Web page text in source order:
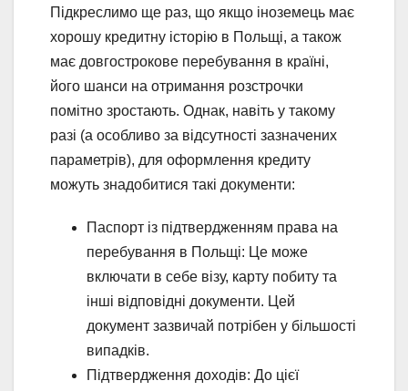
Підкреслимо ще раз, що якщо іноземець має
хорошу кредитну історію в Польщі, а також
має довгострокове перебування в країні,
його шанси на отримання розстрочки
помітно зростають. Однак, навіть у такому
разі (а особливо за відсутності зазначених
параметрів), для оформлення кредиту
можуть знадобитися такі документи:
Паспорт із підтвердженням права на
перебування в Польщі: Це може
включати в себе візу, карту побиту та
інші відповідні документи. Цей
документ зазвичай потрібен у більшості
випадків.
Підтвердження доходів: До цієї